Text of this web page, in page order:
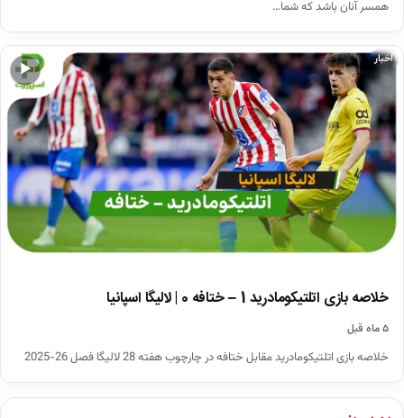
همسر آنان باشد که شما…
▶
اخبار
خلاصه بازی اتلتیکومادرید 1 – ختافه 0 | لالیگا اسپانیا
۵ ماه قبل
خلاصه بازی اتلتیکومادرید مقابل ختافه در چارچوب هفته 28 لالیگا فصل 26-2025